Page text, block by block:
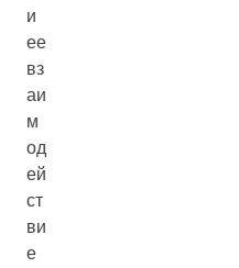
и
ее
вз
аи
м
од
ей
ст
ви
е